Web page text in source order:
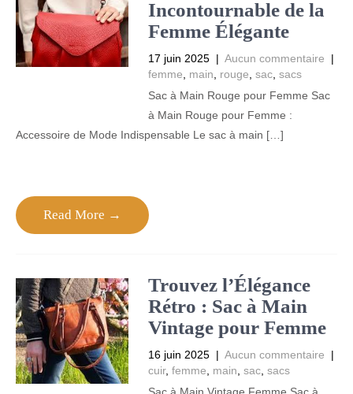
Incontournable de la
Femme Élégante
17 juin 2025 | Aucun commentaire
|
femme
main rouge sac, sacs
Sac à Main Rouge pour Femme Sac
à Main Rouge pour Femme :
Accessoire de Mode Indispensable Le sac à main […]
Read More →
Trouvez l’Élégance
Rétro : Sac à Main
Vintage pour Femme
16 juin 2025 | Aucun commentaire
|
cuir, femme main sac, sacs